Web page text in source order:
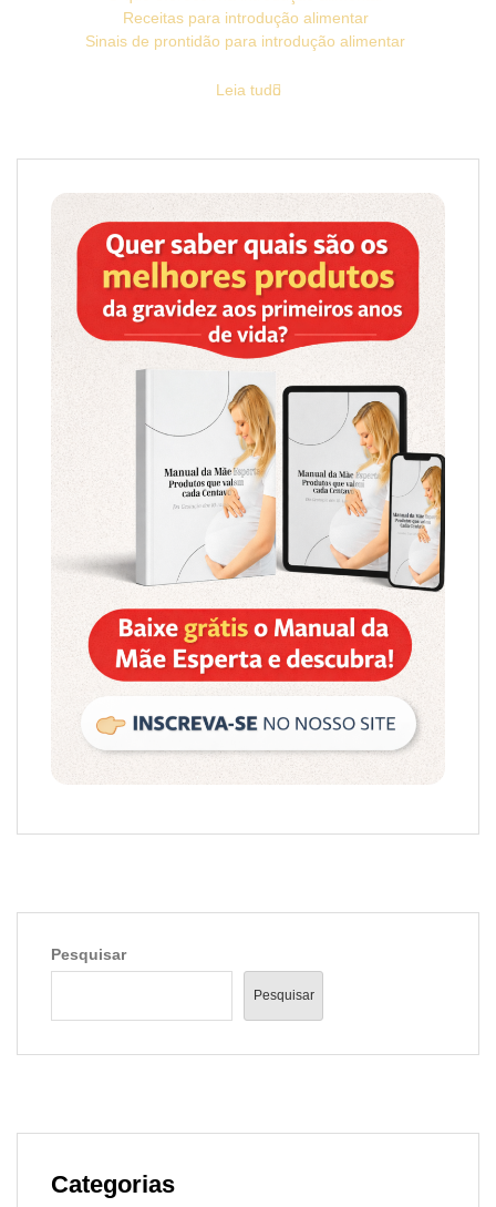
Receitas para introdução alimentar
Sinais de prontidão para introdução alimentar
Leia tudo
Pesquisar
Pesquisar
Categorias